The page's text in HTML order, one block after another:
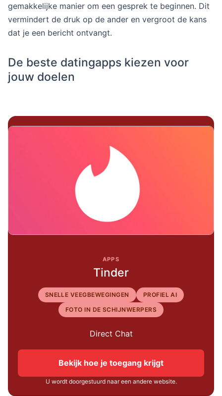
gemakkelijke manier om een gesprek te beginnen. Dit
vermindert de druk op de ander en vergroot de kans
dat je een bericht ontvangt.
De beste datingapps kiezen voor
jouw doelen
APPS
Tinder
SNELLE VEEGBEWEGINGEN
PROFIEL AI
FOTO IN DE SCHIJNWERPERS
Direct Chat
Bekijk hoe je toegang krijgt
U wordt doorgestuurd naar een andere website.